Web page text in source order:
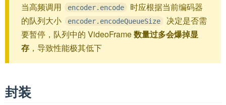
当高频调用
encoder.encode
时应根据当前编码器
的队列大小
encoder.encodeQueueSize
决定是否需
要暂停，队列中的 VideoFrame数量过多会爆掉显
存 ，导致性能极其低下
封装